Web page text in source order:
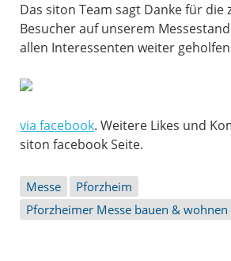
Das siton Team sagt Danke für die
Besucher auf unserem
allen Interessenten weiter
via facebook. Weitere Likes und
siton facebook Seite.
Messe
Pforzheim
Pforzheimer Messe bauen & wohnen